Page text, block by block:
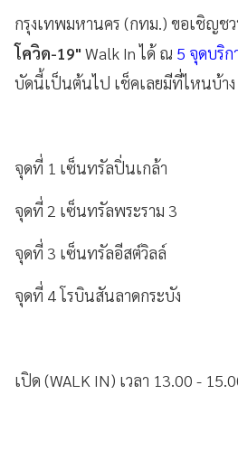
กรุงเทพมหานคร (กทม.) ขอเชิญช
โควิด-19" Walk In ได้ ณ 5 จุดบริก
บัดนี้เป็นต้นไป เช็คเลยมีที่ไหนบ้าง
จุดที่ 1 เซ็นทรัลปิ่นเกล้า
จุดที่ 2 เซ็นทรัลพระราม 3
จุดที่ 3 เซ็นทรัลอีสต์วิลล์
จุดที่ 4 โรบินสันลาดกระบัง
เปิด (WALK IN) เวลา 13.00 -